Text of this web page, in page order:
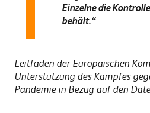
Einzelne die
behält.“
Leitfaden der Europäischen
Unterstützung des Kampfes
Pandemie in Bezug auf den